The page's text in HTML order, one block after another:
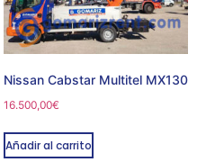
Nissan Cabstar Multitel MX130
16.500,00€
Añadir al carrito